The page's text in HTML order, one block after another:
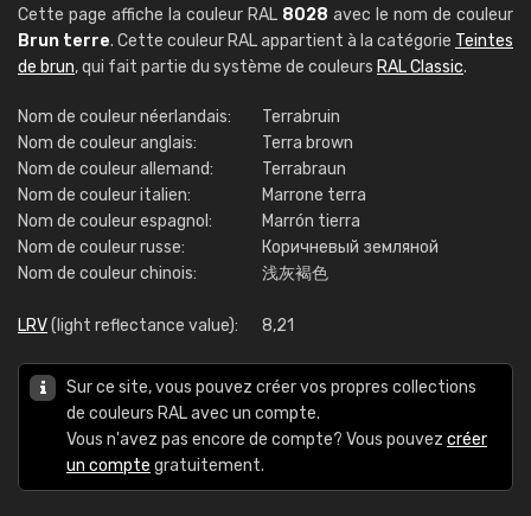
Cette page affiche la couleur RAL 8028 avec le nom de couleur
Brun terre. Cette couleur RAL appartient à la catégorie Teintes
de brun, qui fait partie du système de couleurs RAL Classic.
Nom de couleur néerlandais:
Terrabruin
Nom de couleur anglais:
Terra brown
Nom de couleur allemand:
Terrabraun
Nom de couleur italien:
Marrone terra
Nom de couleur espagnol:
Marrón tierra
Nom de couleur russe:
Коричневый земляной
Nom de couleur chinois:
浅灰褐色
LRV(light reflectance value): 8,21
Sur ce site, vous pouvez créer vos propres collections
de couleurs RAL avec un compte.
Vous n'avez pas encore de compte? Vous pouvez créer
un compte gratuitement.